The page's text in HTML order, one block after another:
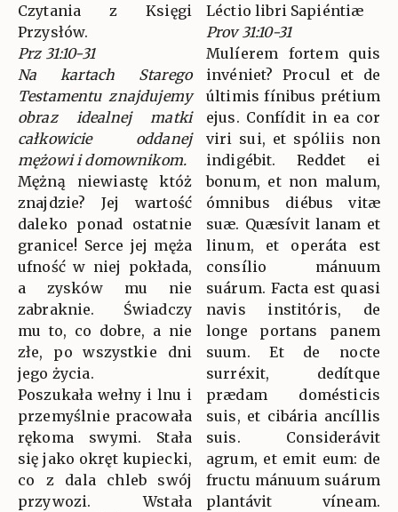
Czytania z Księgi
Przysłów.
Prz 31:10-31
Na kartach Starego
Testamentu znajdujemy
obraz idealnej matki
całkowicie oddanej
mężowi i domownikom.
Mężną niewiastę któż
znajdzie? Jej wartość
daleko ponad ostatnie
granice! Serce jej męża
ufność w niej pokłada,
a zysków mu nie
zabraknie. Świadczy
mu to, co dobre, a nie
złe, po wszystkie dni
jego życia.
Poszukała wełny i lnu i
przemyślnie pracowała
rękoma swymi. Stała
się jako okręt kupiecki,
co z dala chleb swój
przywozi. Wstała
Léctio libri Sapiéntiæ
Prov 31:10-31
Mulíerem fortem quis
invéniet? Procul et de
últimis fínibus prétium
ejus. Confídit in ea cor
viri sui, et spóliis non
indigébit. Reddet ei
bonum, et non malum,
ómnibus diébus vitæ
suæ. Quæsívit lanam et
linum, et operáta est
consílio mánuum
suárum. Facta est quasi
navis institóris, de
longe portans panem
suum. Et de nocte
surréxit, dedítque
prædam domésticis
suis, et cibária ancíllis
suis. Considerávit
agrum, et emit eum: de
fructu mánuum suárum
plantávit víneam.